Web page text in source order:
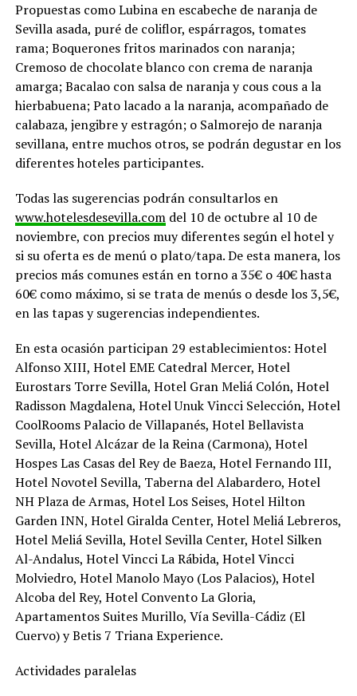
Propuestas como Lubina en escabeche de naranja de
Sevilla asada, puré de coliflor, espárragos, tomates
rama; Boquerones fritos marinados con naranja;
Cremoso de chocolate blanco con crema de naranja
amarga; Bacalao con salsa de naranja y cous cous a la
hierbabuena; Pato lacado a la naranja, acompañado de
calabaza, jengibre y estragón; o Salmorejo de naranja
sevillana, entre muchos otros, se podrán degustar en los
diferentes hoteles participantes.
Todas las sugerencias podrán consultarlos en
www.hotelesdesevilla.comdel 10 de octubre al 10 de
noviembre, con precios muy diferentes según el hotel y
si su oferta es de menú o plato/tapa. De esta manera, los
precios más comunes están en torno a 35€ o 40€ hasta
60€ como máximo, si se trata de menús o desde los 3,5€,
en las tapas y sugerencias independientes.
En esta ocasión participan 29 establecimientos: Hotel
Alfonso XIII, Hotel EME Catedral Mercer, Hotel
Eurostars Torre Sevilla, Hotel Gran Meliá Colón, Hotel
Radisson Magdalena, Hotel Unuk Vincci Selección, Hotel
CoolRooms Palacio de Villapanés, Hotel Bellavista
Sevilla, Hotel Alcázar de la Reina (Carmona), Hotel
Hospes Las Casas del Rey de Baeza, Hotel Fernando III,
Hotel Novotel Sevilla, Taberna del Alabardero, Hotel
NH Plaza de Armas, Hotel Los Seises, Hotel Hilton
Garden INN, Hotel Giralda Center, Hotel Meliá Lebreros,
Hotel Meliá Sevilla, Hotel Sevilla Center, Hotel Silken
Al-Andalus, Hotel Vincci La Rábida, Hotel Vincci
Molviedro, Hotel Manolo Mayo (Los Palacios), Hotel
Alcoba del Rey, Hotel Convento La Gloria,
Apartamentos Suites Murillo, Vía Sevilla-Cádiz (El
Cuervo) y Betis 7 Triana Experience.
Actividades paralelas